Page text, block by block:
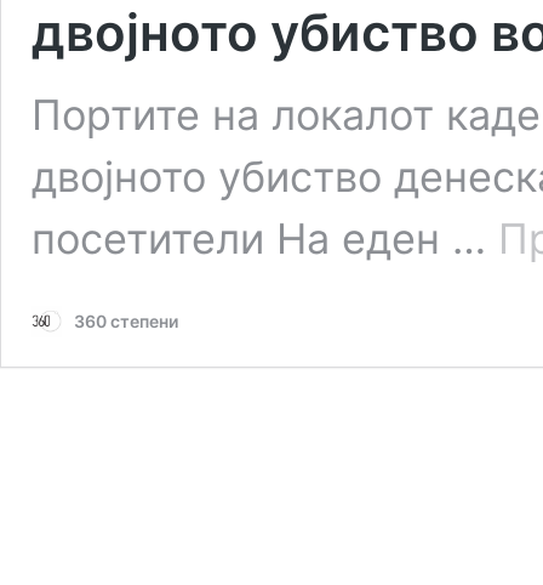
двојното убиство
Портите на локалот
двојното убиство
посетители На еден …
360 степени